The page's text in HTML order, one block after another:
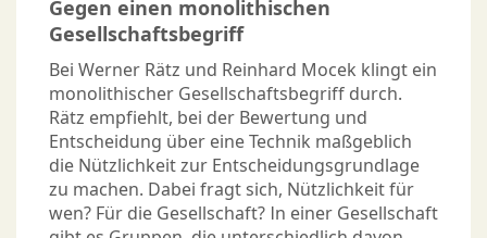
Gegen einen monolithischen
Gesellschaftsbegriff
Bei Werner Rätz und Reinhard Mocek klingt ein
monolithischer Gesellschaftsbegriff durch.
Rätz empfiehlt, bei der Bewertung und
Entscheidung über eine Technik maßgeblich
die Nützlichkeit zur Entscheidungsgrundlage
zu machen. Dabei fragt sich, Nützlichkeit für
wen? Für die Gesellschaft? In einer Gesellschaft